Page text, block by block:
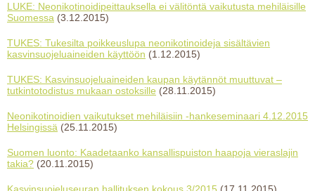
LUKE: Neonikotinoidipeittauksella ei välitöntä vaikutusta mehiläisille
Suomessa (3.12.2015)
TUKES: Tukesilta poikkeuslupa neonikotinoideja sisältävien
kasvinsuojeluaineiden käyttöön (1.12.2015)
TUKES: Kasvinsuojeluaineiden kaupan käytännöt muuttuvat –
tutkintotodistus mukaan ostoksille (28.11.2015)
Neonikotinoidien vaikutukset mehiläisiin -hankeseminaari 4.12.2015
Helsingissä (25.11.2015)
Suomen luonto: Kaadetaanko kansallispuiston haapoja vieraslajin
takia? (20.11.2015)